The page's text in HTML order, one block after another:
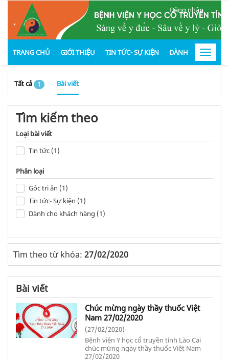
.
Đăng nhập
TRANG CHỦ GIỚI THIỆU TIN TỨC- SỰ KIỆN DÀNH CHOToggle
Tất cả 1 Bài viết
Tìm kiếm theo
Loại bài viết
Tin tức (1)
Phân loại
Góc tri ân (1)
Tin tức- Sự kiện (1)
Dành cho khách hàng (1)
Tìm theo từ khóa: 27/02/2020
Bài viết
Chúc mừng ngày thầy thuốc Việt
Nam 27/02/2020
(27/02/2020)
Bệnh viện Y học cổ truyền tỉnh Lào Cai
chúc mừng ngày thầy thuốc Việt Nam
27/02/2020